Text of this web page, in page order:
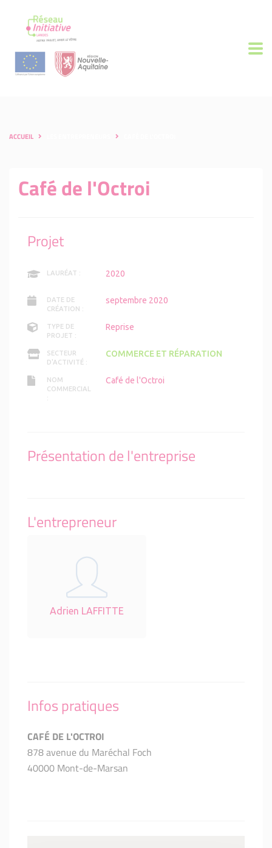
ACCUEIL
Café de l'Octroi
Projet
LAURÉAT : 2020
DATE DE
CRÉATION :
septembre 2020
TYPE DE
PROJET :
Reprise
SECTEUR
D'ACTIVITÉ :
COMMERCE ET RÉPARATION
NOM
COMMERCIAL
:
Café de l'Octroi
Présentation de l'entreprise
L'entrepreneur
Adrien LAFFITTE
Infos pratiques
CAFÉ DE L'OCTROI
878 avenue du Maréchal Foch
40000 Mont-de-Marsan